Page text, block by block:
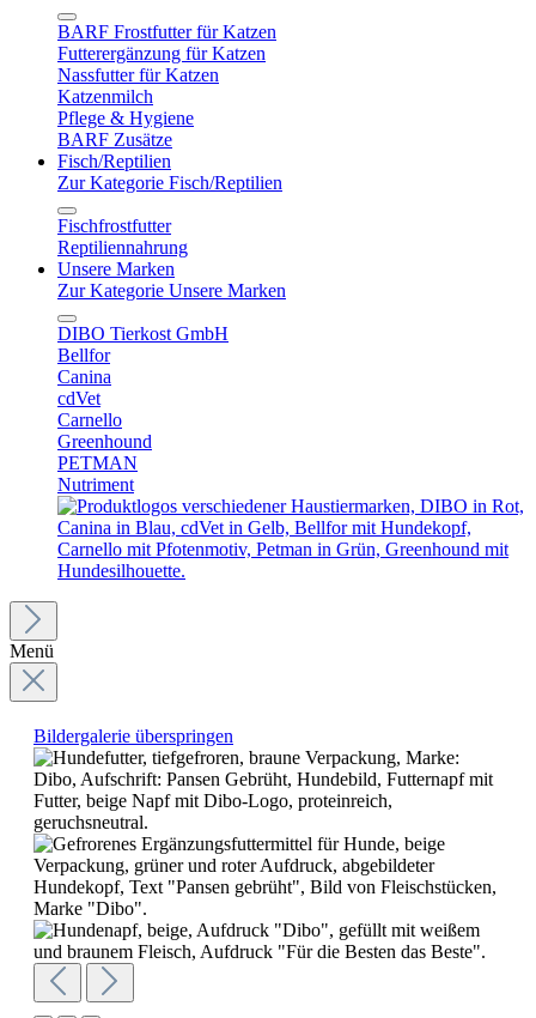
BARF Frostfutter für Katzen
Futterergänzung für Katzen
Nassfutter für Katzen
Katzenmilch
Pflege & Hygiene
BARF Zusätze
Fisch/Reptilien
Zur Kategorie Fisch/Reptilien
Fischfrostfutter
Reptiliennahrung
Unsere Marken
Zur Kategorie Unsere Marken
DIBO Tierkost GmbH
Bellfor
Canina
cdVet
Carnello
Greenhound
PETMAN
Nutriment
Menü
Bildergalerie überspringen